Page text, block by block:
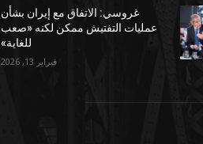
غروسي: الاتفاق مع إيران بشأن
عمليات التفتيش ممكن لكنه «صعب
للغاية»
فبراير 13, 2026